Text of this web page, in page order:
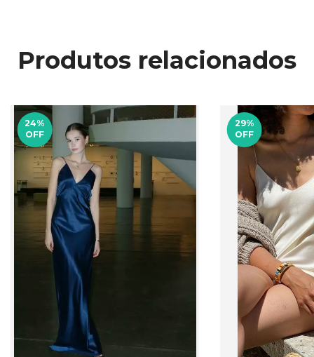
Produtos relacionados
24%
OFF
29%
OFF